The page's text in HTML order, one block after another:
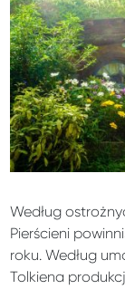
Według
Pierścieni
roku. Według
Tolkiena